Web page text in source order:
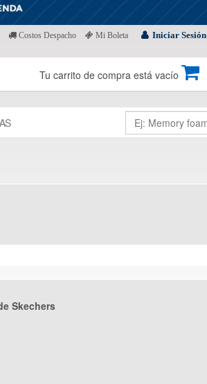
Iniciar Sesión
Costos Despacho Mi Boleta
Tu carrito de compra está vacío
Skechers